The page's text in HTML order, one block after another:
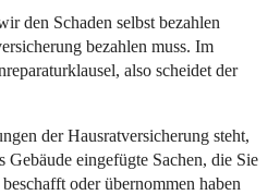
den Schaden selbst bezahlen
bezahlen muss. Im
also scheidet der
der Hausratversicherung steht,
Gebäude eingefügte Sachen, die Sie
oder übernommen haben